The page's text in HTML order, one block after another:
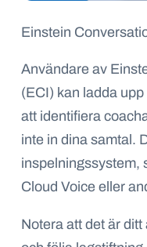
Einstein
Användare av
(ECI) kan ladda
att identifiera
inte in dina samtal.
inspelningssystem,
Cloud Voice eller
Notera att det är